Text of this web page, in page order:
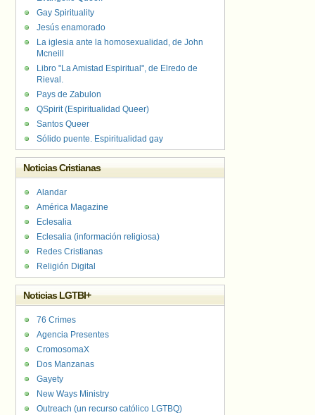
Gay Spirituality
Jesús enamorado
La iglesia ante la homosexualidad, de John
Mcneill
Libro "La Amistad Espiritual", de Elredo de
Rieval.
Pays de Zabulon
QSpirit (Espiritualidad Queer)
Santos Queer
Sólido puente. Espiritualidad gay
Noticias Cristianas
Alandar
América Magazine
Eclesalia
Eclesalia (información religiosa)
Redes Cristianas
Religión Digital
Noticias LGTBI+
76 Crimes
Agencia Presentes
CromosomaX
Dos Manzanas
Gayety
New Ways Ministry
Outreach (un recurso católico LGTBQ)